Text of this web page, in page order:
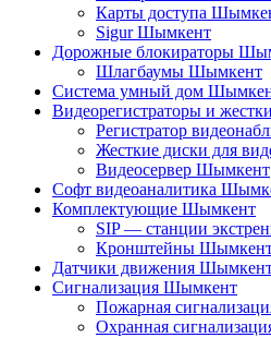
Карты доступа
Sigur Шымкент
Дорожные блокираторы
Шлагбаумы Шымкент
Система умный дом
Видеорегистраторы и
Регистратор
Жесткие диски для
Видеосервер Шымкент
Софт видеоаналитика
Комплектующие Шымкент
SIP — станции
Кронштейны
Датчики движения
Сигнализация Шымкент
Пожарная
Охранная